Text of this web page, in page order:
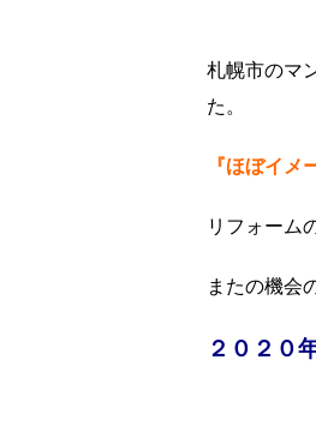
札幌市のマ
た。
『ほぼイメ
リフォーム
またの機会
２０２０